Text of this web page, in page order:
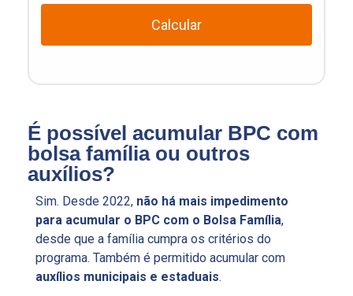
Calcular
É possível acumular BPC com
bolsa família ou outros
auxílios?
Sim. Desde 2022, não há mais impedimento
para acumular o BPC com o Bolsa Família,
desde que a família cumpra os critérios do
programa. Também é permitido acumular com
auxílios municipais e estaduais.